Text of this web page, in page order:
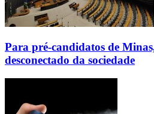
Para pré-candidatos de
desconectado da sociedade